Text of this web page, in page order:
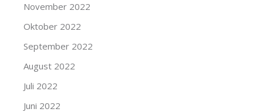
November 2022
Oktober 2022
September 2022
August 2022
Juli 2022
Juni 2022